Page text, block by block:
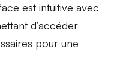
est intuitive avec
d’accéder
pour une